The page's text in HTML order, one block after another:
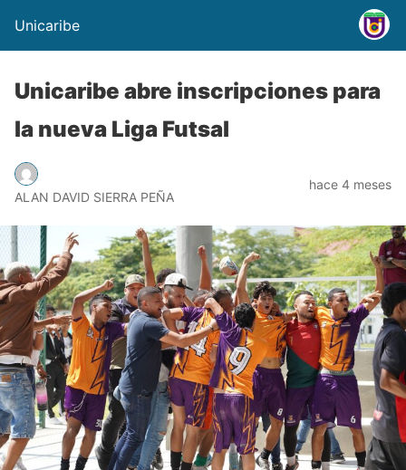
Unicaribe
Unicaribe abre inscripciones para
la nueva Liga Futsal
ALAN DAVID SIERRA PEÑA
hace 4 meses